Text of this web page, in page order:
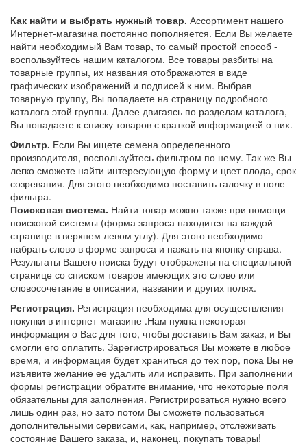
Как найти и выбрать нужный товар. Ассортимент нашего
Интернет-магазина постоянно пополняется. Если Вы желаете
найти необходимый Вам товар, то самый простой способ -
воспользуйтесь нашим каталогом. Все товары разбиты на
товарные группы, их названия отображаются в виде
графических изображений и подписей к ним. Выбрав
товарную группу, Вы попадаете на страницу подробного
каталога этой группы. Далее двигаясь по разделам каталога,
Вы попадаете к списку товаров с краткой информацией о них.
Фильтр. Если Вы ищете семена определенного
производителя, воспользуйтесь фильтром по нему. Так же Вы
легко сможете найти интересующую форму и цвет плода, срок
созревания. Для этого необходимо поставить галочку в поле
фильтра.
Поисковая система. Найти товар можно также при помощи
поисковой системы (форма запроса находится на каждой
странице в верхнем левом углу). Для этого необходимо
набрать слово в форме запроса и нажать на кнопку справа.
Результаты Вашего поиска будут отображены на специальной
странице со списком товаров имеющих это слово или
словосочетание в описании, названии и других полях.
Регистрация. Регистрация необходима для осуществления
покупки в интернет-магазине .Нам нужна некоторая
информация о Вас для того, чтобы доставить Вам заказ, и Вы
смогли его оплатить. Зарегистрироваться Вы можете в любое
время, и информация будет храниться до тех пор, пока Вы не
изъявите желание ее удалить или исправить. При заполнении
формы регистрации обратите внимание, что некоторые поля
обязательны для заполнения. Регистрироваться нужно всего
лишь один раз, но зато потом Вы сможете пользоваться
дополнительными сервисами, как, например, отслеживать
состояние Вашего заказа, и, наконец, покупать товары!